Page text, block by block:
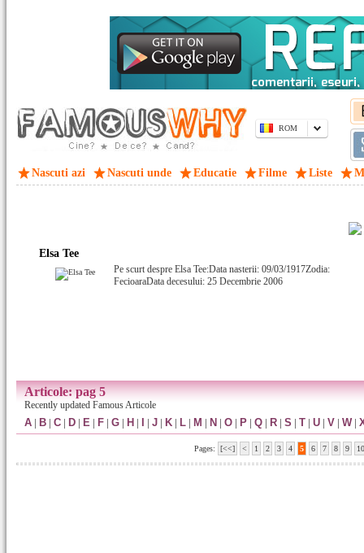
ROM
Nascuti azi Nascuti unde Educatie Filme Liste
Elsa Tee
Pe scurt despre Elsa Tee:Data nasterii: 09/03/1917Zodia:
FecioaraData decesului: 25 Decembrie 2006
Articole: pag 5
Recently updated Famous Articole
A | B | C | D | E | F | G | H | | J | K | L | M | N | O | P | Q | R | S | T | U | V | W|
Pages: [<<] < 1 2 3 4 5 6 7 8 9 10